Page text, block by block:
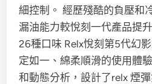
細控制。 經歷殘酷的負壓和
漏油能力較悅刻一代產品提
26種口味 Relx悅刻第5代幻
定如一、綿柔順滑的使用體
和動態分析，設計了relx 煙